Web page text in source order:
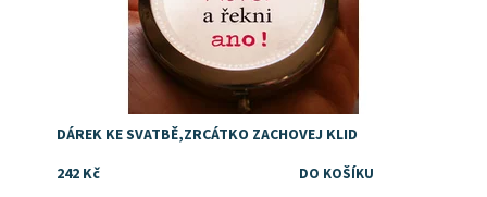
DÁREK KE SVATBĚ,ZRCÁTKO ZACHOVEJ KLID
242 Kč